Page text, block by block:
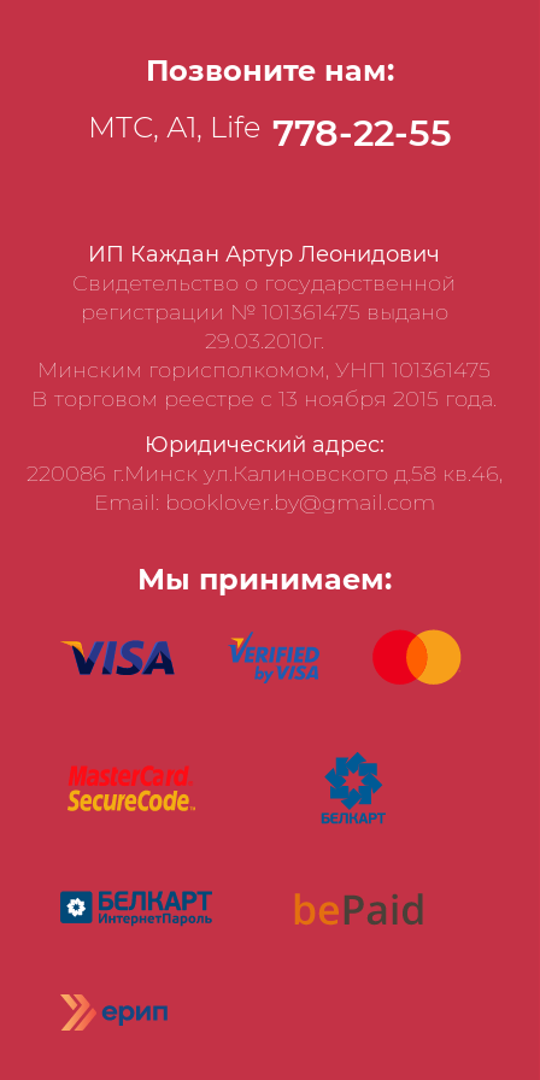
ИП Каждан Артур Леонидович
Свидетельство о государственной
регистрации № 101361475 выдано
29.03.2010г.
Минским горисполкомом, УНП 101361475
В торговом реестре с 13 ноября 2015 года.
Юридический адрес:
220086 г.Минск ул.Калиновского д.58 кв.46,
Email: booklover.by@gmail.com
Мы принимаем:
Позвоните нам:
МТС, А1, Life 778-22-55